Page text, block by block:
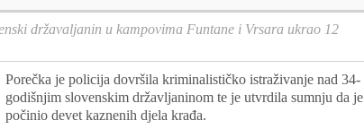
državaljanin u kampovima Funtane i Vrsara ukrao 12
Porečka je policija dovršila kriminalističko istraživanje nad 34-
godišnjim slovenskim državljaninom te je utvrdila sumnju da je
počinio devet kaznenih djela krađa.